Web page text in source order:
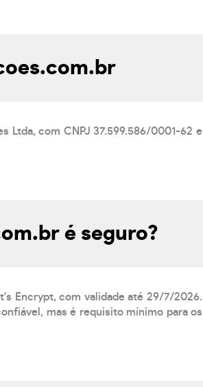
Ltda, com CNPJ 37.599.586/0001-62 e
é seguro?
Encrypt, com validade até 29/7/2026.
mas é requisito mínimo para os